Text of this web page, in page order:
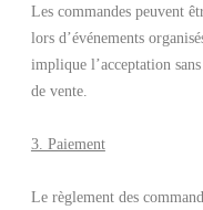
Les commandes peuvent
lors d’événements
implique l’acceptation
de vente.
3. Paiement
Le règlement des